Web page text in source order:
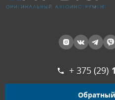
+ 375 (29)